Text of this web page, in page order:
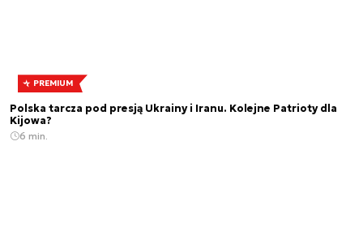
PREMIUM
Polska tarcza pod presją Ukrainy i Iranu. Kolejne Patrioty dla
Kijowa?
6 min.